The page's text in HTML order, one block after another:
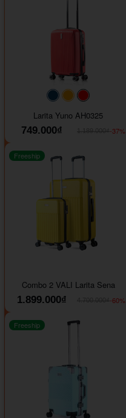
#093f69#ffa500
Larita Yuno AH0325
749.000₫
-37%
Freeship
Combo 2 VALI Larita Sena
1.899.000₫
-60%
Freeship